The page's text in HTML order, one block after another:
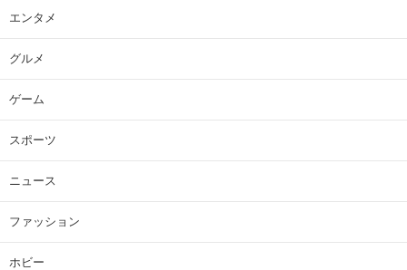
エンタメ
グルメ
ゲーム
スポーツ
ニュース
ファッション
ホビー